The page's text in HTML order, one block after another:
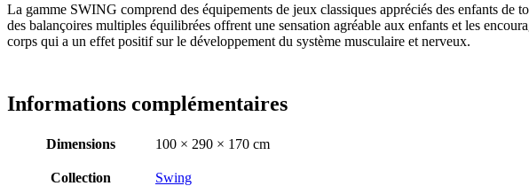
La gamme SWING comprend des équipements de jeux classiques appréciés des enfants de
des balançoires multiples équilibrées offrent une sensation agréable aux enfants et les
corps qui a un effet positif sur le développement du système musculaire et nerveux.
Informations complémentaires
Dimensions 100 × 290 × 170 cm
Collection Swing